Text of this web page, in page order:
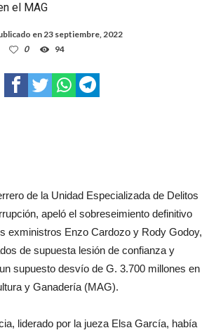
el MAG
en23 septiembre, 2022
0 94
de la Unidad Especializada de Delitos
apeló el sobreseimiento definitivo
exministros Enzo Cardozo y Rody Godoy,
de supuesta lesión de confianza y
supuesto desvío de G. 3.700 millones en
y Ganadería (MAG).
liderado por la jueza Elsa García, había